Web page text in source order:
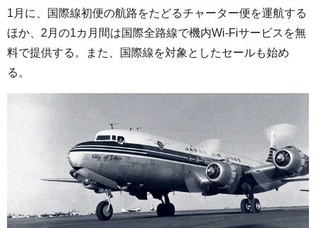
1月に、国際線初便の航路をたどるチャーター便を運航する
ほか、2月の1カ月間は国際全路線で機内Wi-Fiサービスを無
料で提供する。また、国際線を対象としたセールも始め
る。